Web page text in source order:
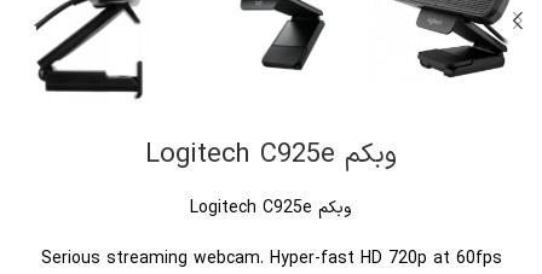
وبکم Logitech C925e
وبکم Logitech C925e
Serious streaming webcam. Hyper-fast HD 720p at 60fps